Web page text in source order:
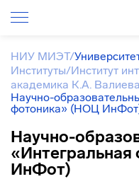
НИУ МИЭТ/
Институты/Институт
академика К.А.
Научно-
фотоника» (НОЦ
Научно-
ИнФот)